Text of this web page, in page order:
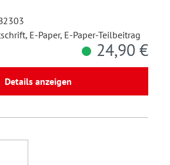
E-Paper, E-Paper-Teilbeitrag
24,90 €
Details anzeigen